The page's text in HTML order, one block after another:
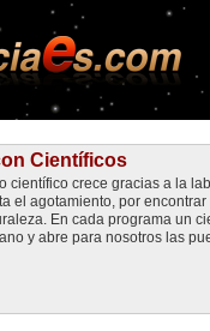
Científicos
científico crece gracias a la
el agotamiento, por
En cada programa un
y abre para nosotros las